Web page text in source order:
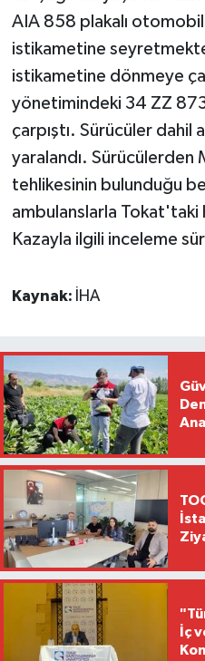
AIA 858 plakalı
istikametine
istikametine dönmeye
yönetimindeki 34 ZZ
çarpıştı. Sürücüler dahil
yaralandı. Sürücülerden
tehlikesinin bulunduğu
ambulanslarla Tokat'taki
Kazayla ilgili inceleme
Kaynak: İHA
İç